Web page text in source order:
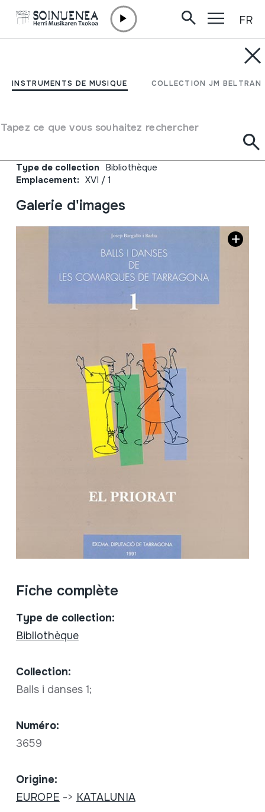
INSTRUMENTS DE MUSIQUE COLLECTION JM BELTRAN
Tapez ce que vous souhaitez rechercher
FR
Balls i danses de les
1; El Priorat;
Type de collection Bibliothèque
Emplacement: XVI / 1
Galerie d'images
Fiche complète
Type de collection:
Bibliothèque
Collection:
Balls i danses 1;
Numéro:
3659
Origine:
EUROPE -> KATALUNIA